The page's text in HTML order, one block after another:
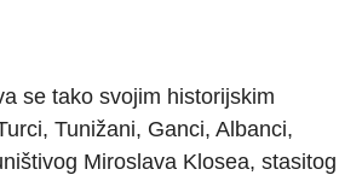
se tako svojim historijskim
Tunižani, Ganci, Albanci,
Miroslava Klosea, stasitog